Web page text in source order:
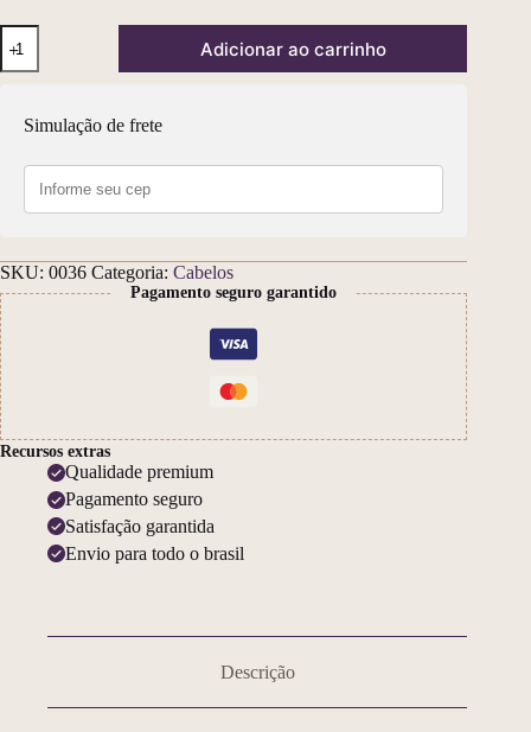
Leave-
in
Aloe
210
Adicionar ao carrinho
Simulação de frete
SKU: 0036 Categoria: Cabelos
Pagamento seguro garantido
Recursos extras
Qualidade premium
Pagamento seguro
Satisfação garantida
Envio para todo o brasil
Descrição